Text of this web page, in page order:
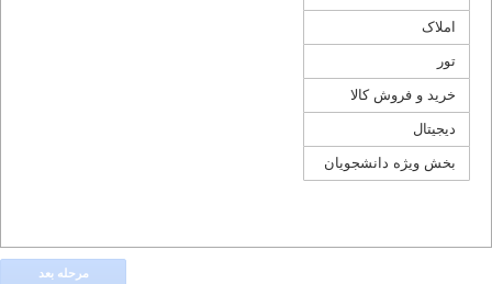
املاک
تور
خرید و فروش کالا
دیجیتال
بخش ویژه دانشجویان
مرحله بعد